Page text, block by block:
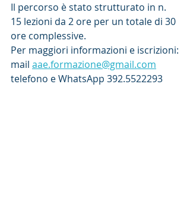
Il percorso è stato strutturato in n.
15 lezioni da 2 ore per un totale di 30
ore complessive.
Per maggiori informazioni e iscrizioni:
mail aae.formazione@gmail.com
telefono e WhatsApp 392.5522293